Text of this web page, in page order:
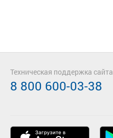
Техническая поддержка сайта
8 800 600-03-38